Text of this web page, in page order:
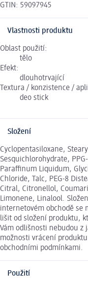
GTIN: 59097945
Vlastnosti produktu
Oblast použití:
tělo
Efekt:
dlouhotrvající
Textura / konzistence /
deo stick
Složení
Cyclopentasiloxane,
Sesquichlorohydrate,
Paraffinum Liquidum,
Chloride, Talc, PEG-8
Citral, Citronellol,
Limonene, Linalool.
internetovém obchodě se
lišit od složení produktu,
Vám odlišnosti nebudou z
možnosti vrácení
obchodními podmínkami.
Použití